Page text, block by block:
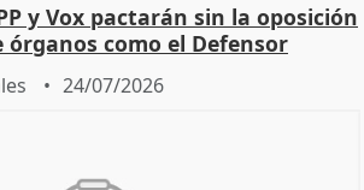
y Vox pactarán sin la oposición
órganos como el Defensor
24/07/2026